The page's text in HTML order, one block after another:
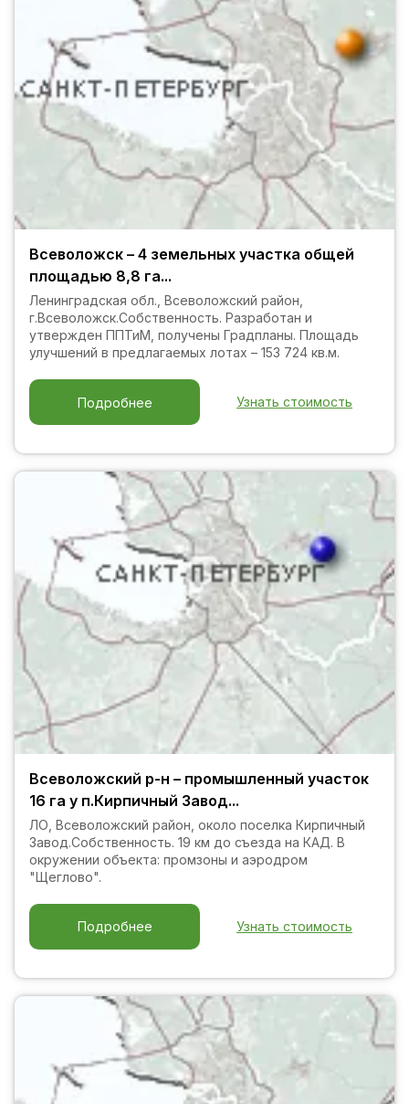
Всеволожск – 4 земельных участка общей
площадью 8,8 га...
Ленинградская обл., Всеволожский район,
г.Всеволожск.Собственность. Разработан и
утвержден ППТиМ, получены Градпланы. Площадь
улучшений в предлагаемых лотах – 153 724 кв.м.
Узнать стоимость
Подробнее
Всеволожский р-н – промышленный участок
16 га у п.Кирпичный Завод...
ЛО, Всеволожский район, около поселка Кирпичный
Завод.Собственность. 19 км до съезда на КАД. В
окружении объекта: промзоны и аэродром
"Щеглово".
Узнать стоимость
Подробнее